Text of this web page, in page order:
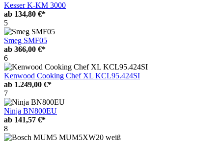
Kesser K-KM 3000
ab 134,80 €*
5
Smeg SMF05
ab 366,00 €*
6
Kenwood Cooking Chef XL KCL95.424SI
ab 1.249,00 €*
7
Ninja BN800EU
ab 141,57 €*
8